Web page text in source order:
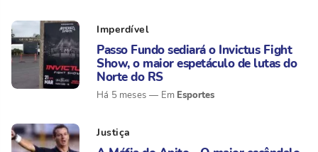
Imperdível
Passo Fundo sediará o Invictus Fight
Show, o maior espetáculo de lutas do
Norte do RS
Há 5 meses Esportes
Justiça